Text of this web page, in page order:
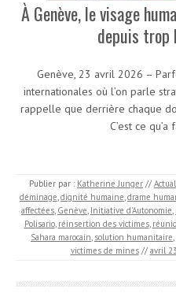
À Genève, le visage
depuis trop
Genève, 23 avril 2026 –
internationales où l’on parle
rappelle que derrière chaque
C’est ce
Publier par : Katherine Junger //
déminage,dignité humaine,drame
affectées, Genève, Initiative d’Autonomie,
Polisario, réinsertion des victimes,
Sahara marocain, solution humanitaire,
victimes de mines // avril